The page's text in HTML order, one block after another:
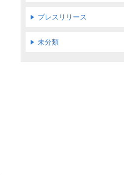
プレスリリース
未分類